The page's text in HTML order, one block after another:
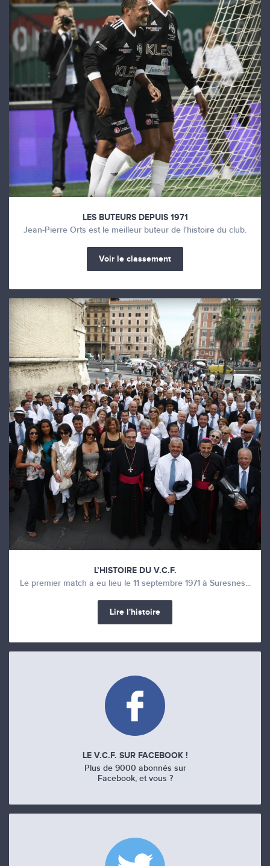
LES BUTEURS DEPUIS 1971
Jean-Pierre Orts est le meilleur buteur de l'histoire du club.
Voir le classement
L’HISTOIRE DU V.C.F.
Le premier match a eu lieu le 11 septembre 1971 à Suresnes...
Lire l'histoire
LE V.C.F. SUR FACEBOOK !
Plus de 9000 abonnés sur
Facebook, et vous ?